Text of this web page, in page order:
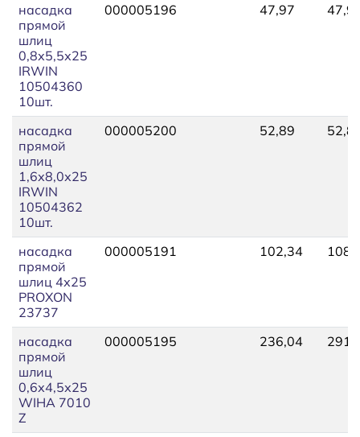
насадка
прямой
шлиц
0,8х5,5х25
IRWIN
10504360
10шт.
000005196 47,97
насадка
прямой
шлиц
1,6х8,0х25
IRWIN
10504362
10шт.
000005200 52,89
насадка
прямой
шлиц 4х25
PROXON
23737
000005191 102,34
насадка
прямой
шлиц
0,6х4,5х25
WIHA 7010
Z
000005195 236,04